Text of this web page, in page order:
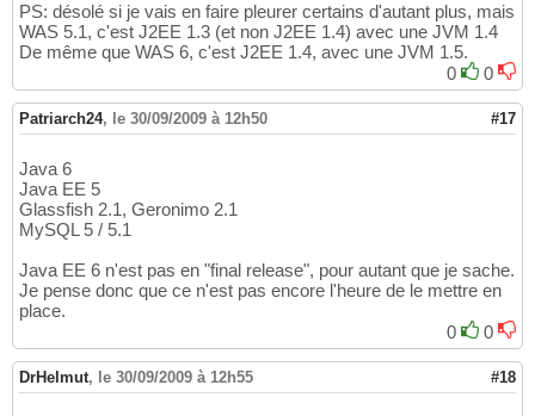
PS: désolé si je vais en faire pleurer certains d'autant plus, mais
WAS 5.1, c'est J2EE 1.3 (et non J2EE 1.4) avec une JVM 1.4
De même que WAS 6, c'est J2EE 1.4, avec une JVM 1.5.
0
0
Patriarch24, le 30/09/2009 à 12h50 #17
Java 6
Java EE 5
Glassfish 2.1, Geronimo 2.1
MySQL 5 / 5.1
Java EE 6 n'est pas en "final release", pour autant que je sache.
Je pense donc que ce n'est pas encore l'heure de le mettre en
place.
0
0
DrHelmut, le 30/09/2009 à 12h55 #18